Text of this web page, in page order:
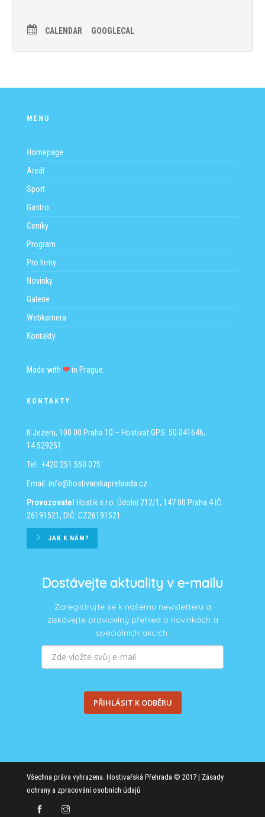
trenéra s žákem při jízdě.
CALENDAR GOOGLECAL
MENU
Homepage
Areál
Sport
Gastro
Ceníky
Program
Pro firmy
Novinky
Galerie
Webkamera
Kontakty
Made with in Prague.
KONTAKTY
K Jezeru, 100 00 Praha 10 – HostivařGPS: 50.041646,
14.529251
Tel.: +420 251 550 075
Email: info@hostivarskaprehrada.cz
Provozovatel
Hostik s.r.o. Údolní 212/1, 147 00 Praha 4 IČ:
26191521, DIČ: CZ26191521
JAK K NÁM?
Dostávejte aktuality v e-mailu
Zaregistrujte se k našemu newsletteru a
získávejte pravidelný přehled o novinkách a
speciálních akcích.
PŘIHLÁSIT K ODBĚRU
Všechna práva vyhrazena. Hostivařská Přehrada © 2017 | Zásady
ochrany a zpracování osobních údajů